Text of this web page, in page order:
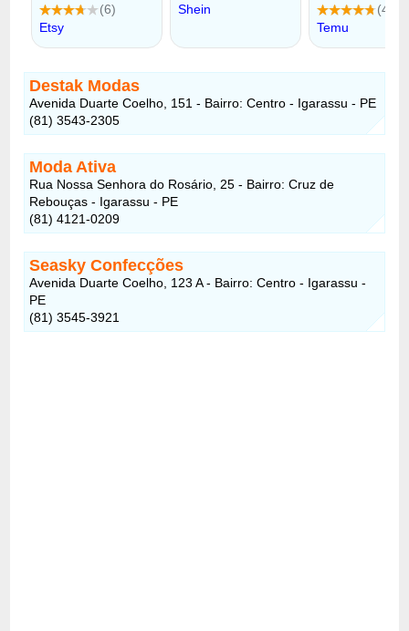
Destak Modas
Avenida Duarte Coelho, 151 - Bairro: Centro - Igarassu - PE
(81) 3543-2305
Moda Ativa
Rua Nossa Senhora do Rosário, 25 - Bairro: Cruz de
Rebouças - Igarassu - PE
(81) 4121-0209
Seasky Confecções
Avenida Duarte Coelho, 123 A - Bairro: Centro - Igarassu -
PE
(81) 3545-3921